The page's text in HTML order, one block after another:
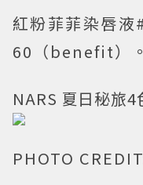
紅粉菲菲染唇
60（benefit）。
NARS 夏日秘旅
PHOTO